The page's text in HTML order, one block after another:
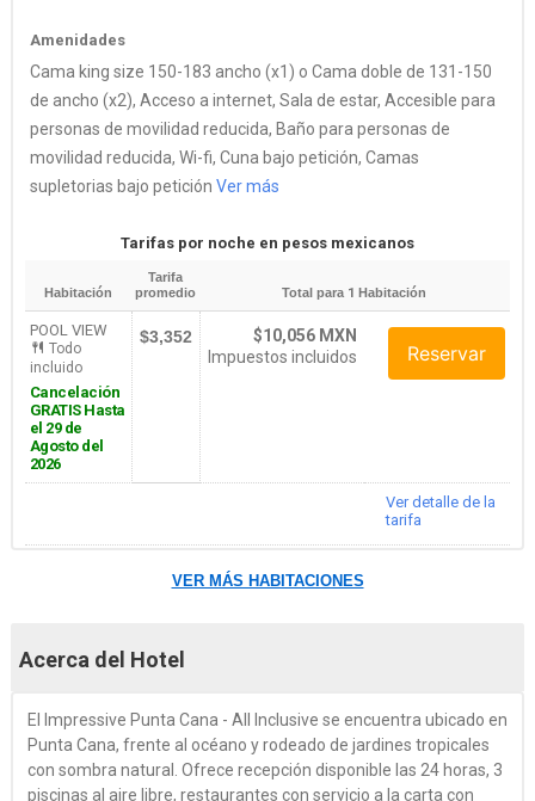
Amenidades
Cama king size 150-183 ancho (x1) o Cama doble de 131-150
de ancho (x2), Acceso a internet, Sala de estar, Accesible para
personas de movilidad reducida, Baño para personas de
movilidad reducida, Wi-fi, Cuna bajo petición, Camas
supletorias bajo peticiónVer más
Tarifas por noche en pesos mexicanos
Habitación
Tarifa
promedio
Total para 1 Habitación
POOL VIEW
Todo
incluido
Cancelación
GRATIS Hasta
el 29 de
Agosto del
2026
$3,352
$10,056 MXN
Impuestos incluidos
Reservar
Ver detalle de la
tarifa
VER MÁS HABITACIONES
Acerca del Hotel
El Impressive Punta Cana - All Inclusive se encuentra ubicado en
Punta Cana, frente al océano y rodeado de jardines tropicales
con sombra natural. Ofrece recepción disponible las 24 horas, 3
piscinas al aire libre, restaurantes con servicio a la carta con